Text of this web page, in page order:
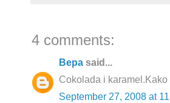
4 comments:
Вера said...
Cokolada i karamel.Kako
September 27, 2008 at